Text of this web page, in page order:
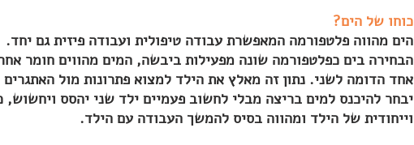
כוחו של הים?
הים מהווה פלטפורמה המאפשרת עבודה טיפולית ועבודה פיזית גם יחד.
הבחירה בים כפלטפורמה שונה מפעילות ביבשה, המים מהווים חומר
אחד הדומה לשני. נתון זה מאלץ את הילד למצוא פתרונות מול
יבחר להיכנס למים בריצה מבלי לחשוב פעמיים ילד שני יהסס
וייחודית של הילד ומהווה בסיס להמשך העבודה עם הילד.